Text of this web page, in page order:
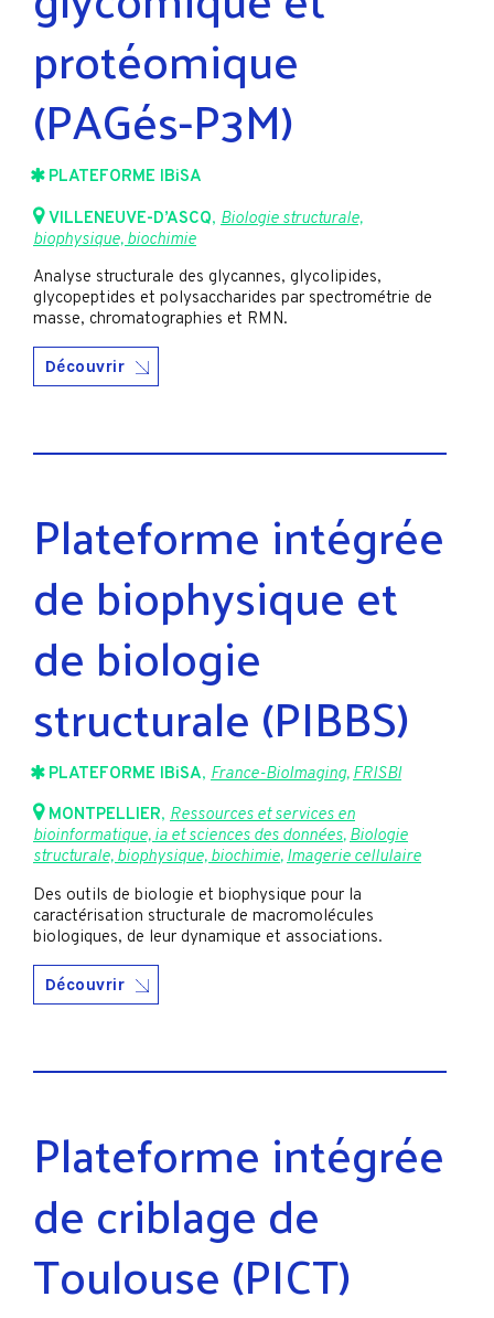
protéomique
(PAGés-P3M)
PLATEFORME IBiSA
VILLENEUVE-D’ASCQ, Biologie structurale,
biophysique, biochimie
Analyse structurale des glycannes, glycolipides,
glycopeptides et polysaccharides par spectrométrie de
masse, chromatographies et RMN.
Découvrir
Plateforme intégrée
de biophysique et
de biologie
structurale (PIBBS)
PLATEFORME IBiSA, France-BioImaging,FRISBI
MONTPELLIER, Ressources et services en
bioinformatique, ia et sciences des données,Biologie
structurale, biophysique, biochimie,Imagerie cellulaire
Des outils de biologie et biophysique pour la
caractérisation structurale de macromolécules
biologiques, de leur dynamique et associations.
Découvrir
Plateforme intégrée
de criblage de
Toulouse (PICT)